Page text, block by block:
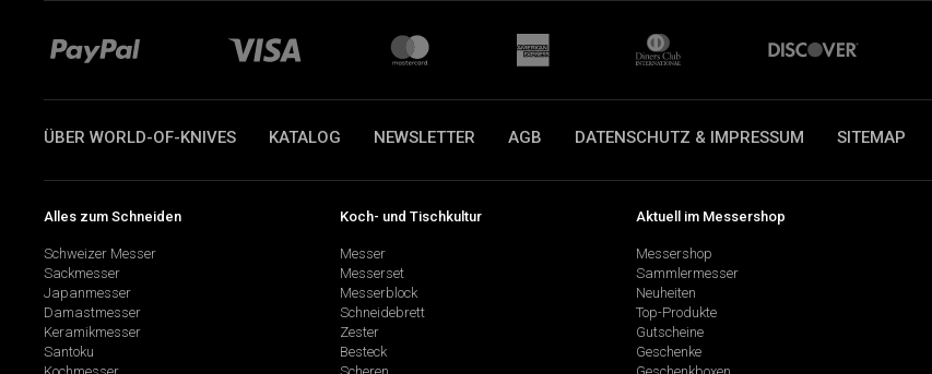
ÜBER WORLD-OF-KNIVES KATALOG NEWSLETTER AGB DATENSCHUTZ & IMPRESSUM SITEMAP
Alles zum Schneiden
Schweizer Messer
Sackmesser
Japanmesser
Damastmesser
Keramikmesser
Santoku
Koch- und Tischkultur
Messer
Messerset
Messerblock
Schneidebrett
Zester
Besteck
Aktuell im Messershop
Messershop
Sammlermesser
Neuheiten
Top-Produkte
Gutscheine
Geschenke